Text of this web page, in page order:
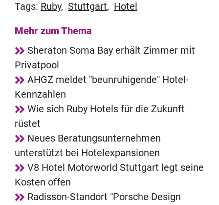
Tags: Ruby, Stuttgart, Hotel
Mehr zum Thema
Sheraton Soma Bay erhält Zimmer mit
Privatpool
AHGZ meldet "beunruhigende" Hotel-
Kennzahlen
Wie sich Ruby Hotels für die Zukunft
rüstet
Neues Beratungsunternehmen
unterstützt bei Hotelexpansionen
V8 Hotel Motorworld Stuttgart legt seine
Kosten offen
Radisson-Standort "Porsche Design